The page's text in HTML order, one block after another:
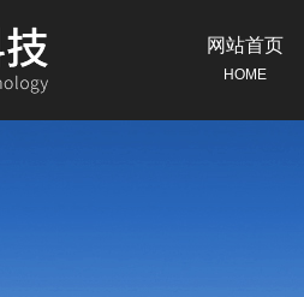
网站首页
HOME